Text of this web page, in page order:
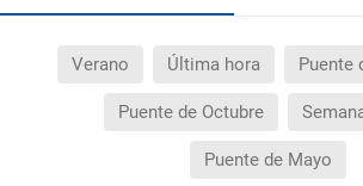
Verano Última hora Puente
Puente de Octubre
Puente de Mayo